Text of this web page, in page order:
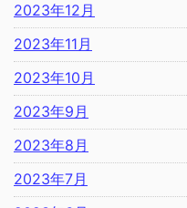
2023年12月
2023年11月
2023年10月
2023年9月
2023年8月
2023年7月